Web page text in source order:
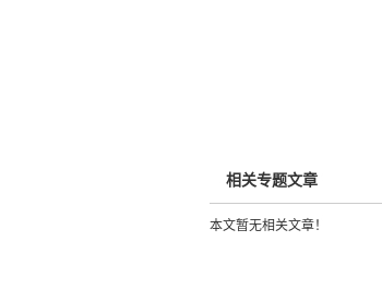
相关专题文章
本文暂无相关文章！